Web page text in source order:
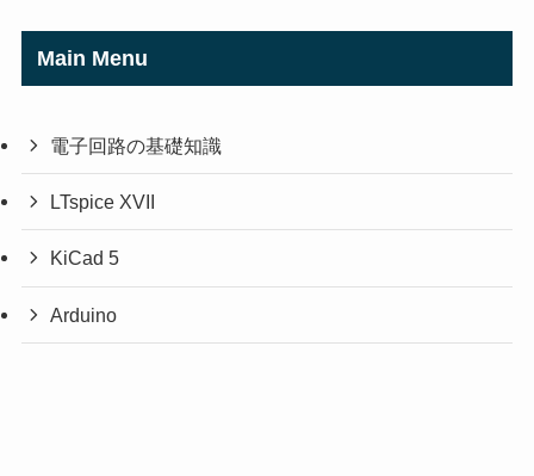
Main Menu
電子回路の基礎知識
LTspice XVII
KiCad 5
Arduino